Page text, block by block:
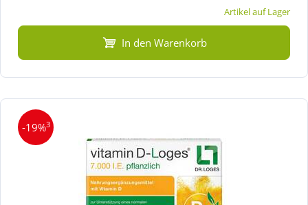
Artikel auf Lager
In den Warenkorb
-19%3